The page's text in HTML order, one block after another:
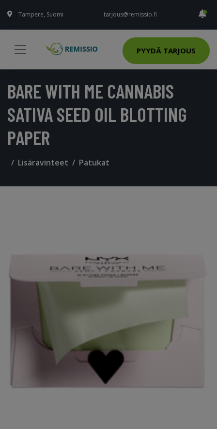
Tampere, Suomi tarjous@remissio.fi
PYYDÄ TARJOUS
BARE WITH ME CANNABIS
SATIVA SEED OIL BLOTTING
PAPER
Lisäravinteet Patukat